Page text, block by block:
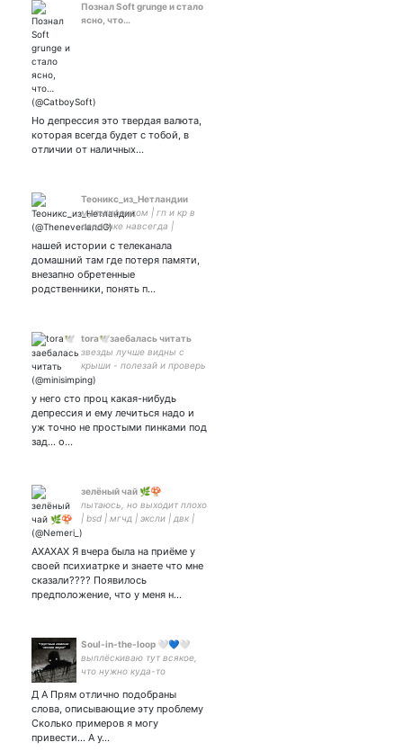
Познал Soft grunge и стало
ясно, что…
Но депрессия это твердая валюта,
которая всегда будет с тобой, в
отличии от наличных…
Теоникс_из_Нетландии
мультифандом | гп и кр в
сердечке навсегда |
гиперфикс 🐉
нашей истории с телеканала
домашний там где потеря памяти,
внезапно обретенные
родственники, понять п…
tora🕊заебалась читать
звезды лучше видны с
крыши - полезай и проверь
сам! ты так ждал этот знак
спам✨/ закр
у него сто проц какая-нибудь
депрессия и ему лечиться надо и
уж точно не простыми пинками под
зад… о…
зелёный чай 🌿🍄
пытаюсь, но выходит плохо
| bsd | мгчд | эксли | двк |
она/её ; феминитивы | intp
АХАХАХ Я вчера была на приёме у
своей психиатрке и знаете что мне
сказали???? Появилось
предположение, что у меня н…
Soul-in-the-loop 🤍💙🤍
выплёскиваю тут всякое,
что нужно куда-то
Д А Прям отлично подобраны
слова, описывающие эту проблему
Сколько примеров я могу
привести... А у…